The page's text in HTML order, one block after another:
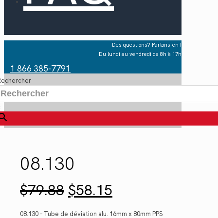
Des questions? Parlons-en !
Du lundi au vendredi de 8h à 17h
1 866 385-7791
08.130
$79.88 Le
prix
initial
$58.15prix
actuel
08.130 – Tube de déviation alu. 16mm x 80mm PPS